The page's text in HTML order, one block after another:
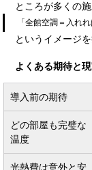
ところが多くの施
「全館空調＝入れ
というイメージ
よくある期待と
導入前の期待
どの部屋も完璧な
温度
光熱費は意外と安